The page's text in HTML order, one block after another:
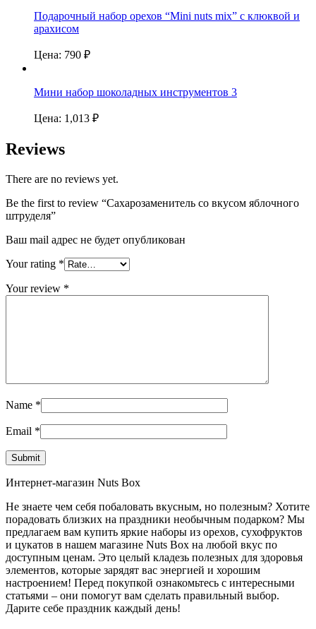
Подарочный набор орехов “Mini nuts mix” с клюквой и
арахисом
Цена: 790 ₽
Мини набор шоколадных инструментов 3
Цена: 1,013 ₽
Reviews
There are no reviews yet.
Be the first to review “Сахарозаменитель со вкусом яблочного
штруделя”
Ваш mail адрес не будет опубликован
Your rating *
Your review *
Name *
Email *
Интернет-магазин Nuts Box
Не знаете чем себя побаловать вкусным, но полезным? Хотите
порадовать близких на праздники необычным подарком? Мы
предлагаем вам купить яркие наборы из орехов, сухофруктов
и цукатов в нашем магазине Nuts Box на любой вкус по
доступным ценам. Это целый кладезь полезных для здоровья
элементов, которые зарядят вас энергией и хорошим
настроением! Перед покупкой ознакомьтесь с интересными
статьями – они помогут вам сделать правильный выбор.
Дарите себе праздник каждый день!